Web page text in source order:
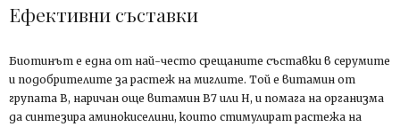
Ефективни съставки
Биотинът е една от най-често срещаните съставки в серумите
и подобрителите за растеж на миглите. Той е витамин от
групата В, наричан още витамин В7 или H, и помага на организма
да синтезира аминокиселини, които стимулират растежа на